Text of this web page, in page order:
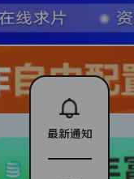
最新通知